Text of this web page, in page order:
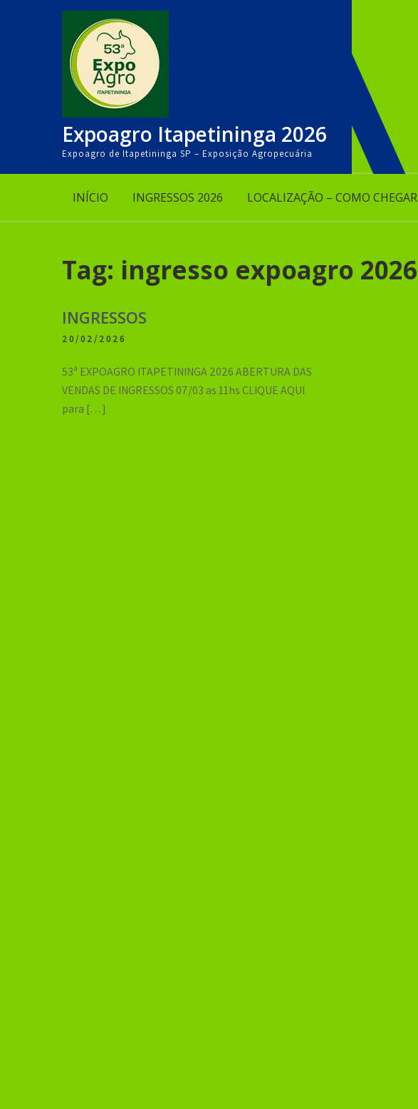
Expoagro Itapetininga 2026
Expoagro de Itapetininga SP – Exposição Agropecuária
INÍCIO INGRESSOS 2026 LOCALIZAÇÃO – COMO CHEGAR
Tag: ingresso expoagro 2026
INGRESSOS
20/02/2026
53ª EXPOAGRO ITAPETININGA 2026 ABERTURA DAS
VENDAS DE INGRESSOS 07/03 as 11hs CLIQUE AQUI
para […]